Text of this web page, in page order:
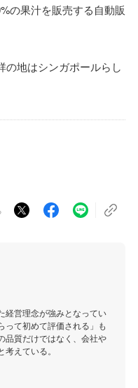
の果汁を販売する自動販
の地はシンガポールらし
経営理念が強みとなってい
って初めて評価される」も
品質だけではなく、会社や
えている。